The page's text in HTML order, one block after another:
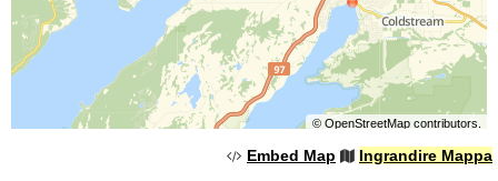
© OpenStreetMapcontributors.
Embed Map Ingrandire Mappa